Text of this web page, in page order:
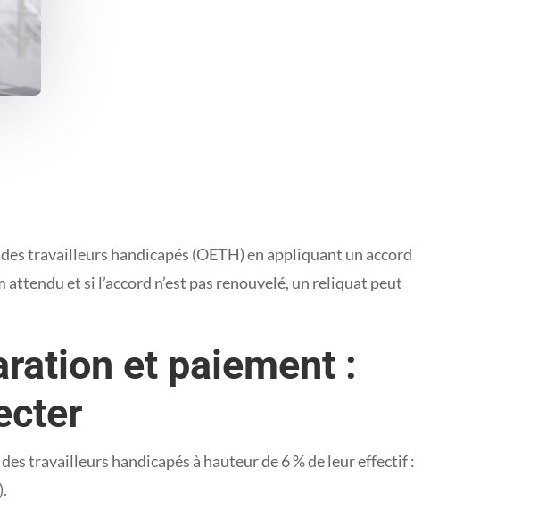
travailleurs handicapés (OETH) en appliquant un accord
et si l’accord n’est pas renouvelé, un reliquat peut
et paiement :
travailleurs handicapés à hauteur de 6 % de leur effectif :